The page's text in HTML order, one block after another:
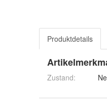
Produktdetails
Zustand: